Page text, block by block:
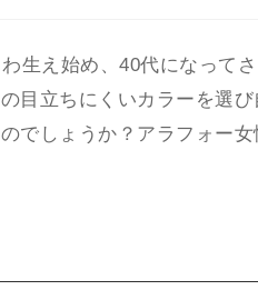
生え始め、40代になって
目立ちにくいカラーを選
でしょうか？アラフォー